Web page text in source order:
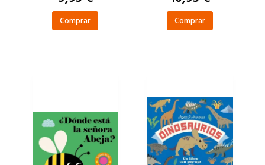
Comprar Comprar